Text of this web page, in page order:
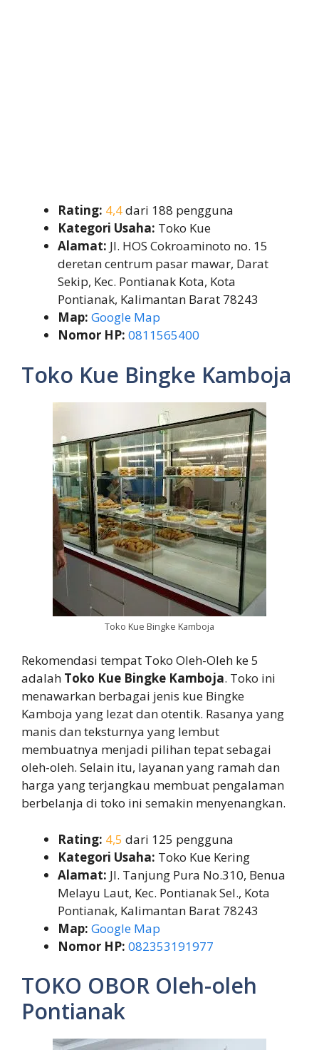
Rating: 4,4dari 188 pengguna
Kategori Usaha: Toko Kue
Alamat: Jl. HOS Cokroaminoto no. 15
deretan centrum pasar mawar, Darat
Sekip, Kec. Pontianak Kota, Kota
Pontianak, Kalimantan Barat 78243
Map: Google Map
Nomor HP: 0811565400
Toko Kue Bingke Kamboja
Toko Kue Bingke Kamboja
Rekomendasi tempat Toko Oleh-Oleh ke 5
adalah Toko Kue Bingke Kamboja. Toko ini
menawarkan berbagai jenis kue Bingke
Kamboja yang lezat dan otentik. Rasanya yang
manis dan teksturnya yang lembut
membuatnya menjadi pilihan tepat sebagai
oleh-oleh. Selain itu, layanan yang ramah dan
harga yang terjangkau membuat pengalaman
berbelanja di toko ini semakin menyenangkan.
Rating: 4,5 dari 125 pengguna
Kategori Usaha: Toko Kue Kering
Alamat: Jl. Tanjung Pura No.310, Benua
Melayu Laut, Kec. Pontianak Sel., Kota
Pontianak, Kalimantan Barat 78243
Map: Google Map
Nomor HP: 082353191977
TOKO OBOR Oleh-oleh
Pontianak